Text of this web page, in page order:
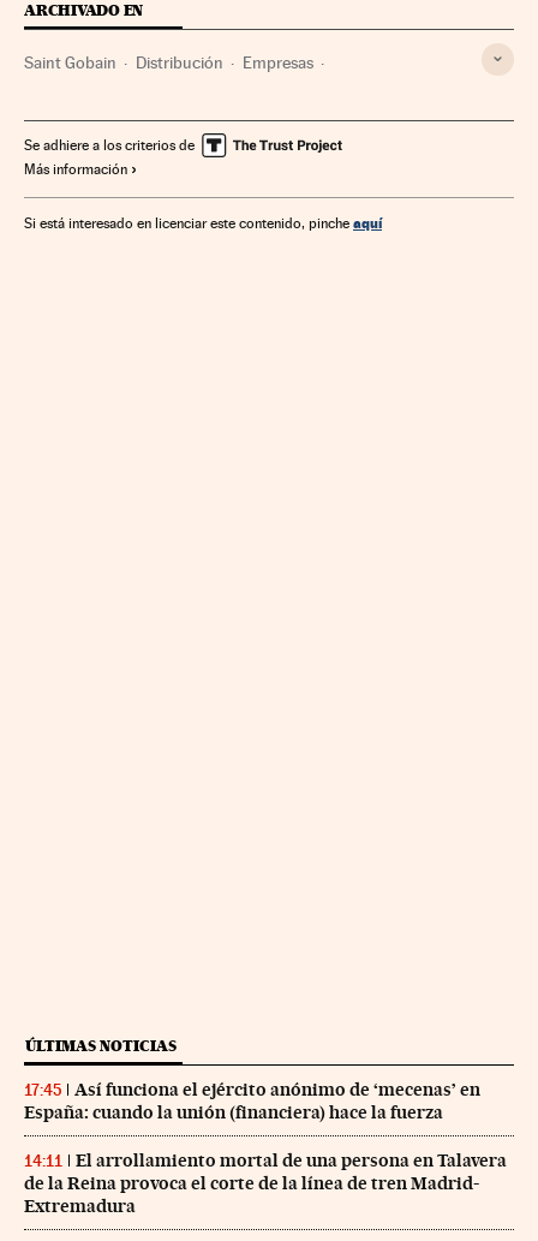
ARCHIVADO EN
Saint Gobain Distribución Empresas
Se adhiere a los criterios de
Más información
Si está interesado en licenciar este contenido, pinche aquí
ÚLTIMAS NOTICIAS
17:45
Así funciona el ejército anónimo de ‘mecenas’ en
España: cuando la unión (financiera) hace la fuerza
14:11
El arrollamiento mortal de una persona en Talavera
de la Reina provoca el corte de la línea de tren Madrid-
Extremadura